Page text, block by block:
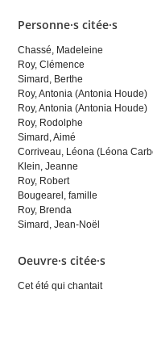
Personne·s citée·s
Chassé, Madeleine
Roy, Clémence
Simard, Berthe
Roy, Antonia (Antonia Houde)
Roy, Antonia (Antonia Houde)
Roy, Rodolphe
Simard, Aimé
Corriveau, Léona (Léona
Klein, Jeanne
Roy, Robert
Bougearel, famille
Roy, Brenda
Simard, Jean-Noël
Oeuvre·s citée·s
Cet été qui chantait